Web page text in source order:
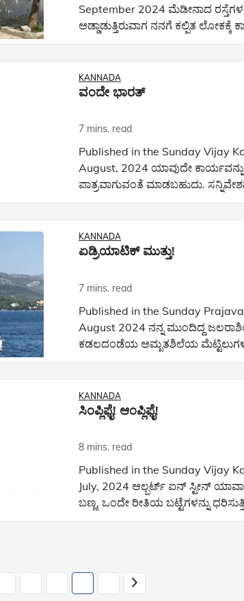
September 2024 ಮೆಡೀನಾದ ರಸ್ತೆಗಳಲ್ಲಿ
ಅಡ್ಡಾಡುತ್ತಿರುವಾಗ ನನಗೆ ಕಲ್ಪಿತ ಲೋಕಕ್ಕೆ
ಎಂದು ಭಾಸವಾಗತೊಡಗಿತು. ಯಾವ
KANNADA
ವಂದೇ ಭಾರತ್
7 mins. read
Published in the Sunday Vijay
August, 2024 ಯಾವುದೇ ಕಾರ್ಯವನ್ನು ಮೆಚ್ಚುಗೆಗೆ
ಪಾತ್ರವಾಗುವಂತೆ ಮಾಡಬಹುದು.
ನಿಶ್ಚಿತವಾಗಿಯೂ ಸಂಪೂರ್ಣವಾಗಿ
ಎಂಬುದನ್ನು “ವಂದೇ ಭಾರತ್" ರೈಲುಗಳು
KANNADA
ಏಡ್ರಿಯಾಟಿಕ್ ಮುತ್ತು!
7 mins. read
Published in the Sunday
August 2024 ನನ್ನ ಮುಂದಿದ್ದ ಜಲರಾಶಿಯನ್ನೇ ನೋಡುತ್ತಾ
ಕಡಲದಂಡೆಯ ಅಮೃತಶಿಲೆಯ
ಕೂರುತ್ತಿದ್ದಂತೆಯೇ ಸಮುದ್ರ ಹಾಡಲು
KANNADA
ಸಿಂಪ್ಲಿಫೈ! ಆಂಪ್ಲಿಫೈ!
8 mins. read
Published in the Sunday Vijay
July, 2024 ಆಲ್ಬರ್ಟ್ ಐನ್ ಸ್ಟೀನ್ ಯಾವಾಗಲೂ ಒಂದೇ
ಬಣ್ಣ, ಒಂದೇ ರೀತಿಯ ಬಟ್ಟೆಗಳನ್ನು
ಪ್ರಶ್ನೆಯೆಂದರೆ, ‘ಅದನ್ನೇಕೆ ಕಾಂಪ್ಲಿಕೇಟ್